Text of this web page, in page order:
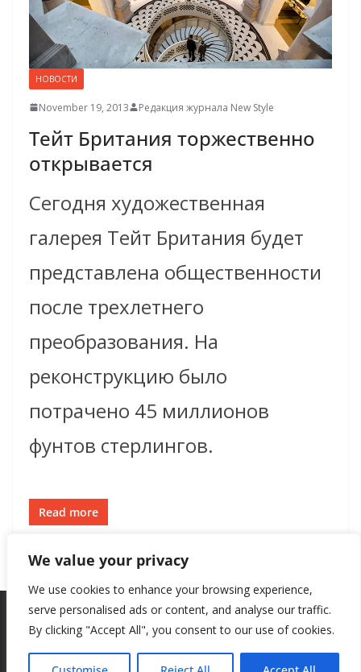
We value your privacy
We use cookies to enhance your browsing experience,
serve personalised ads or content, and analyse our traffic.
By clicking "Accept All", you consent to our use of cookies.
НОВОСТИ
November 19, 2013 Редакция журнала New Style
Тейт Британия торжественно
открывается
Сегодня художественная
галерея Тейт Британия будет
представлена общественности
после трехлетнего
преобразования. На
реконструкцию было
потрачено 45 миллионов
фунтов стерлингов.
Read more
Theme:ColorMag by ThemeGrill. Powered byWordPress